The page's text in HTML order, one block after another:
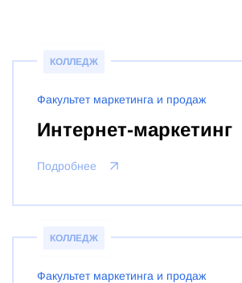
КОЛЛЕДЖ
Факультет маркетинга и продаж
Интернет-маркетинг
Подробнее
КОЛЛЕДЖ
Факультет маркетинга и продаж